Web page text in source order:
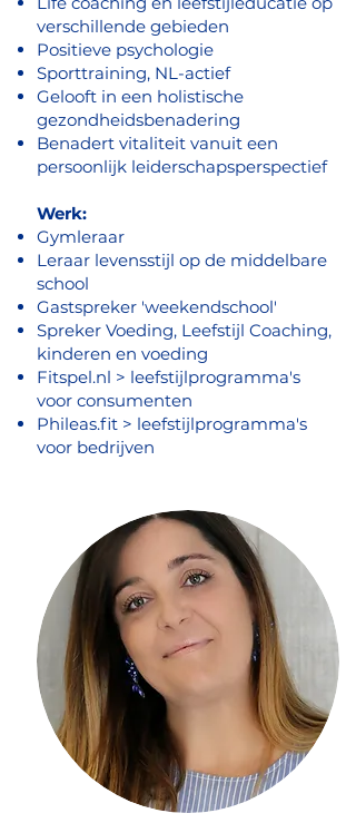
verschillende gebieden
Positieve psychologie
Sporttraining, NL-actief
Gelooft in een holistische
gezondheidsbenadering
Benadert vitaliteit vanuit een
persoonlijk leiderschapsperspectief
Werk:
Gymleraar
Leraar levensstijl op de middelbare
school
Gastspreker 'weekendschool'
Spreker Voeding, Leefstijl Coaching,
kinderen en voeding
Fitspel.nl > leefstijlprogramma's
voor consumenten
Phileas.fit > leefstijlprogramma's
voor bedrijven